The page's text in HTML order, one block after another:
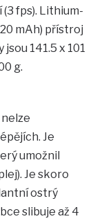
fps). Lithium-
mAh) přístroj
jsou 141.5 x 101
g.
nelze
Je
umožnil
Je skoro
ostrý
slibuje až 4